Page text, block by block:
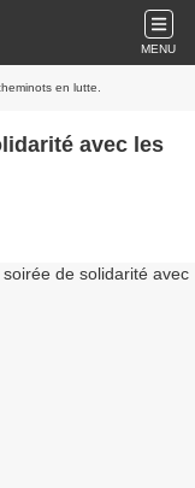
MENU
en lutte.
avec les